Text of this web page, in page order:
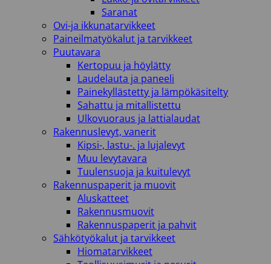
Saranat
Ovi-ja ikkunatarvikkeet
Paineilmatyökalut ja tarvikkeet
Puutavara
Kertopuu ja höylätty
Laudelauta ja paneeli
Painekyllästetty ja lämpökäsitelty
Sahattu ja mitallistettu
Ulkovuoraus ja lattialaudat
Rakennuslevyt, vanerit
Kipsi-, lastu-. ja lujalevyt
Muu levytavara
Tuulensuoja ja kuitulevyt
Rakennuspaperit ja muovit
Aluskatteet
Rakennusmuovit
Rakennuspaperit ja pahvit
Sähkötyökalut ja tarvikkeet
Hiomatarvikkeet